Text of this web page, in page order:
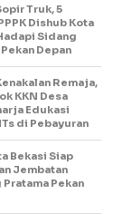
Truk, 5
Dishub Kota
Sidang
Depan
Remaja,
KKN Desa
Edukasi
di Pebayuran
Bekasi Siap
Jembatan
Pratama Pekan